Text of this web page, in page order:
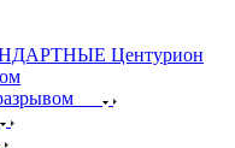
Центурион